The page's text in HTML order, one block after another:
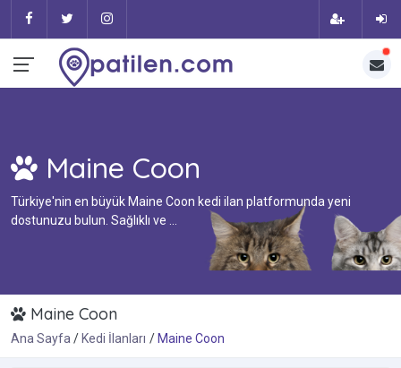
Maine Coon
Türkiye'nin en büyük Maine Coon kedi ilan platformunda yeni
dostunuzu bulun. Sağlıklı ve ...
Maine Coon
Ana Sayfa Kedi İlanları Maine Coon